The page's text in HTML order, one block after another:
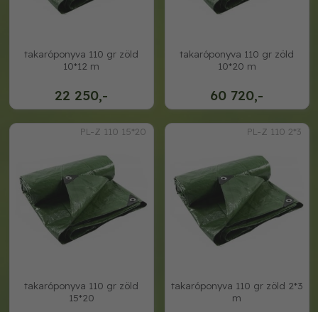
22 250,-
takaróponyva 110 gr zöld
10*12 m
60 720,-
takaróponyva 110 gr zöld
10*20 m
PL-Z 110 15*20
takaróponyva 110 gr zöld
15*20
PL-Z 110 2*3
takaróponyva 110 gr zöld 2*3
m